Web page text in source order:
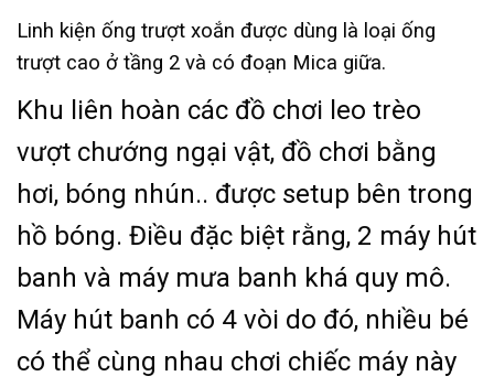
Linh kiện ống trượt xoắn được dùng là loại ống
trượt cao ở tầng 2 và có đoạn Mica giữa.
Khu liên hoàn các đồ chơi leo trèo
vượt chướng ngại vật, đồ chơi bằng
hơi, bóng nhún.. được setup bên trong
hồ bóng. Điều đặc biệt rằng, 2 máy hút
banh và máy mưa banh khá quy mô.
Máy hút banh có 4 vòi do đó, nhiều bé
có thể cùng nhau chơi chiếc máy này